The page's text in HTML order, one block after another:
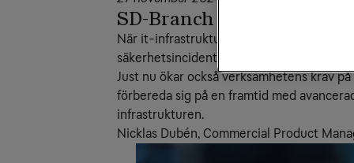
SD-Branch en ny era
När it-infrastrukturen växer, tjänster
säkerhetsincidenter.
Just nu ökar också verksamhetens krav
förbereda sig på en framtid med
infrastrukturen.
Nicklas Dubén, Commercial Product